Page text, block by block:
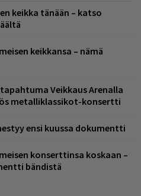
keikka tänään – katso
keikkansa – nämä
Veikkaus Arenalla
metalliklassikot-konsertti
ensi kuussa dokumentti
konserttinsa koskaan –
bändistä